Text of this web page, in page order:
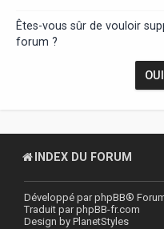
Êtes-vous sûr de vouloir
forum ?
INDEX DU FORUM
Développé parphpBB®
Traduit parphpBB-fr.com
Design by PlanetStyles